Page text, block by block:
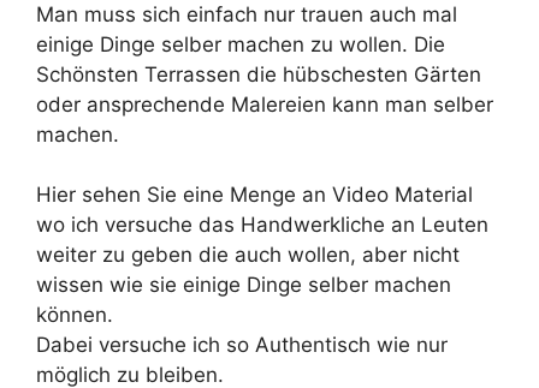
Man muss sich einfach nur trauen auch mal
einige Dinge selber machen zu wollen. Die
Schönsten Terrassen die hübschesten Gärten
oder ansprechende Malereien kann man selber
machen.
Hier sehen Sie eine Menge an Video Material
wo ich versuche das Handwerkliche an Leuten
weiter zu geben die auch wollen, aber nicht
wissen wie sie einige Dinge selber machen
können.
Dabei versuche ich so Authentisch wie nur
möglich zu bleiben.